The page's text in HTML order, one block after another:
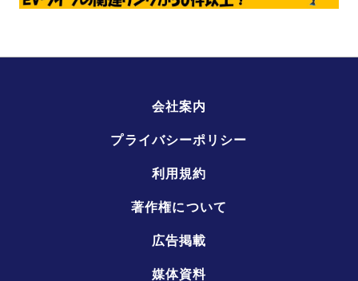
会社案内
プライバシーポリシー
利用規約
著作権について
広告掲載
媒体資料